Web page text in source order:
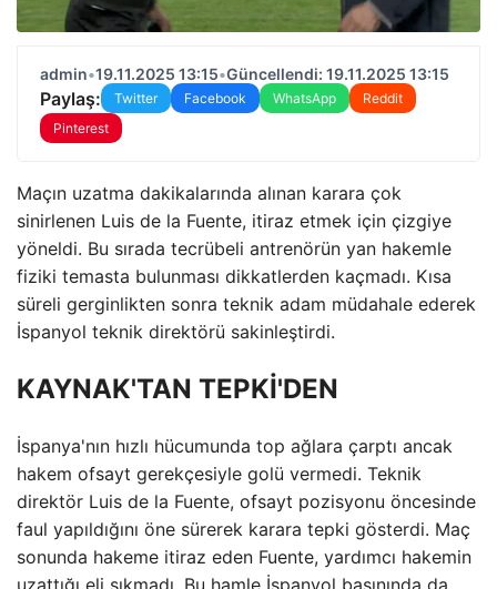
admin•19.11.2025 13:15•Güncellendi: 19.11.2025 13:15
Paylaş: Twitter Facebook WhatsApp
Reddit
Pinterest
Maçın uzatma dakikalarında alınan karara çok
sinirlenen Luis de la Fuente, itiraz etmek için çizgiye
yöneldi. Bu sırada tecrübeli antrenörün yan hakemle
fiziki temasta bulunması dikkatlerden kaçmadı. Kısa
süreli gerginlikten sonra teknik adam müdahale ederek
İspanyol teknik direktörü sakinleştirdi.
KAYNAK'TAN TEPKİ'DEN
İspanya'nın hızlı hücumunda top ağlara çarptı ancak
hakem ofsayt gerekçesiyle golü vermedi. Teknik
direktör Luis de la Fuente, ofsayt pozisyonu öncesinde
faul yapıldığını öne sürerek karara tepki gösterdi. Maç
sonunda hakeme itiraz eden Fuente, yardımcı hakemin
uzattığı eli sıkmadı. Bu hamle İspanyol basınında da